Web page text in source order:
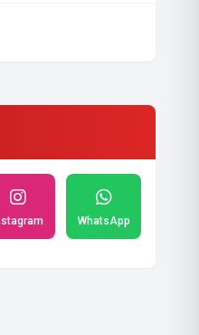
WhatsApp